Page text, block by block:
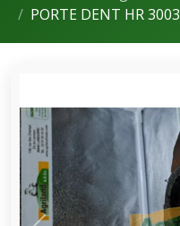
PORTE DENT HR